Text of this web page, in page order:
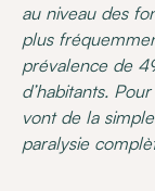
au niveau des
plus
prévalence de
d’habitants.
vont de la
paralysie